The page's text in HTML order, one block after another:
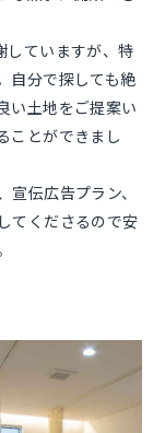
していますが、特
自分で探しても絶
い土地をご提案い
ことができまし
伝広告プラン、
てくださるので安